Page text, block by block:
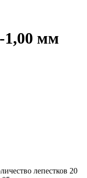
мм
лепестков 20